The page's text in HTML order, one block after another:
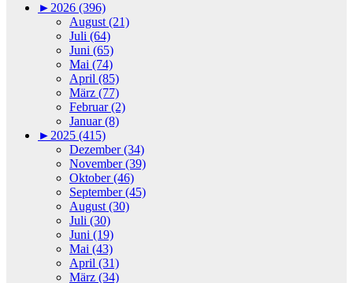
► 2026 (396)
August (21)
Juli (64)
Juni (65)
Mai (74)
April (85)
März (77)
Februar (2)
Januar (8)
► 2025 (415)
Dezember (34)
November (39)
Oktober (46)
September (45)
August (30)
Juli (30)
Juni (19)
Mai (43)
April (31)
März (34)